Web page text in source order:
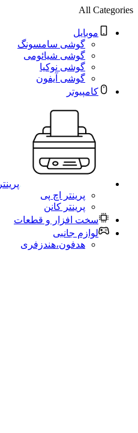
All Categories
موبایل
گوشی سامسونگ
گوشی شیائومی
گوشی نوکیا
گوشی آیفون
کامپیوتر
پرینتر
پرینتر اچ پی
پرینتر کانن
سخت افزار و قطعات
لوازم جانبی
هدفون،هندزفری